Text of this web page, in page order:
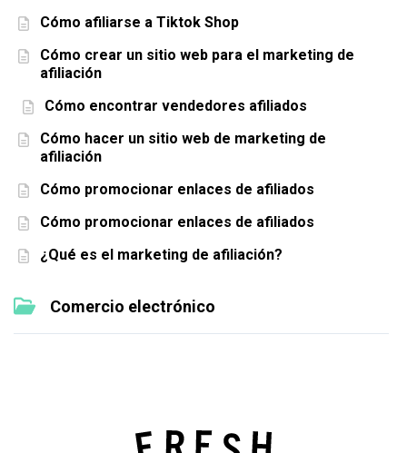
Cómo afiliarse a Tiktok Shop
Cómo crear un sitio web para el marketing de
afiliación
Cómo encontrar vendedores afiliados
Cómo hacer un sitio web de marketing de
afiliación
Cómo promocionar enlaces de afiliados
Cómo promocionar enlaces de afiliados
¿Qué es el marketing de afiliación?
Comercio electrónico